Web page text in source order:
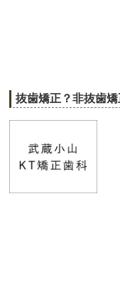
抜歯矯正？非抜歯